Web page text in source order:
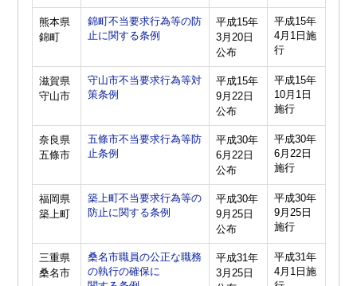
熊本県
錦町
錦町不当要求行為等の防
止に関する条例
平成15年
3月20日
公布
平成15年
4月1日施
行
滋賀県
守山市
守山市不当要求行為等対
策条例
平成15年
9月22日
公布
平成15年
10月1日
施行
奈良県
五條市
五條市不当要求行為等防
止条例
平成30年
6月22日
公布
平成30年
6月22日
施行
福岡県
築上町
築上町不当要求行為等の
防止に関する条例
平成30年
9月25日
公布
平成30年
9月25日
施行
三重県
桑名市
桑名市職員の公正な職務
の執行の確保に
平成31年
3月25日
平成31年
4月1日施